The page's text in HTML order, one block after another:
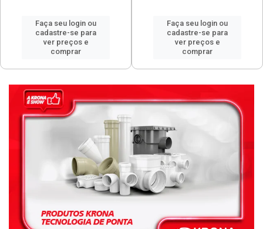
Faça seu login ou
cadastre-se para
ver preços e
comprar
Faça seu login ou
cadastre-se para
ver preços e
comprar